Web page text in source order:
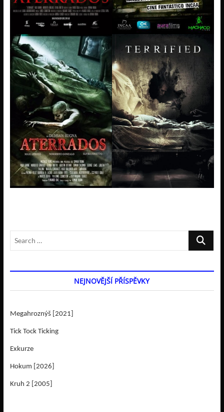
Search
NEJNOVĚJŠÍ PŘÍSPĚVKY
Megahroznýš [2021]
Tick Tock Ticking
Exkurze
Hokum [2026]
Kruh 2 [2005]